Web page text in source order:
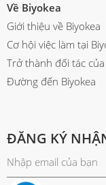
Về Biyokea
Giới thiệu về Biyokea
Cơ hội việc làm tại
Trở thành đối tác của
Đường đến Biyokea
ĐĂNG KÝ